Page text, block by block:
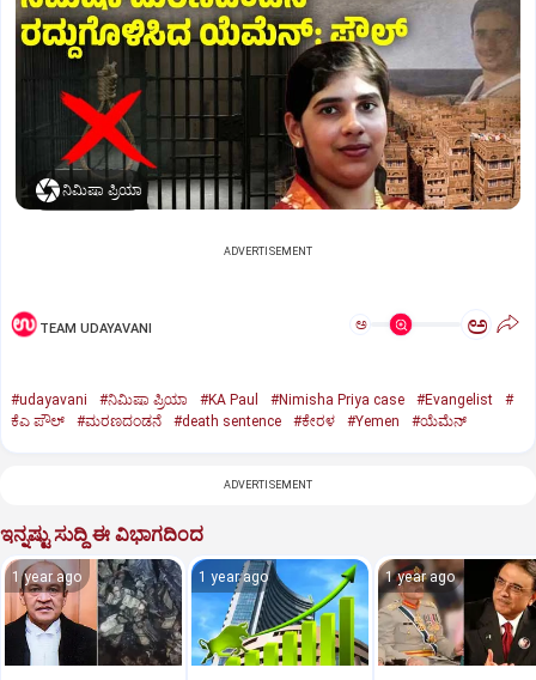
ನಿಮಿಷಾ ಪ್ರಿಯಾ
ADVERTISEMENT
TEAM UDAYAVANI ಅ ಅ
#udayavani #ನಿಮಿಷಾ ಪ್ರಿಯಾ #KA Paul #Nimisha Priya case #Evangelist
#
ಕೆಎ ಪೌಲ್
#ಮರಣದಂಡನೆ #death sentence #ಕೇರಳ #Yemen #ಯೆಮೆನ್‌
ADVERTISEMENT
ಇನ್ನಷ್ಟು ಸುದ್ದಿ ಈ ವಿಭಾಗದಿಂದ
1 year ago 1 year ago 1 year ago